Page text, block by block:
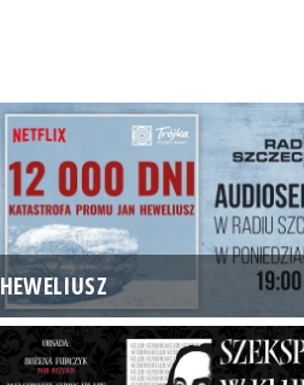
HEWELIUSZ